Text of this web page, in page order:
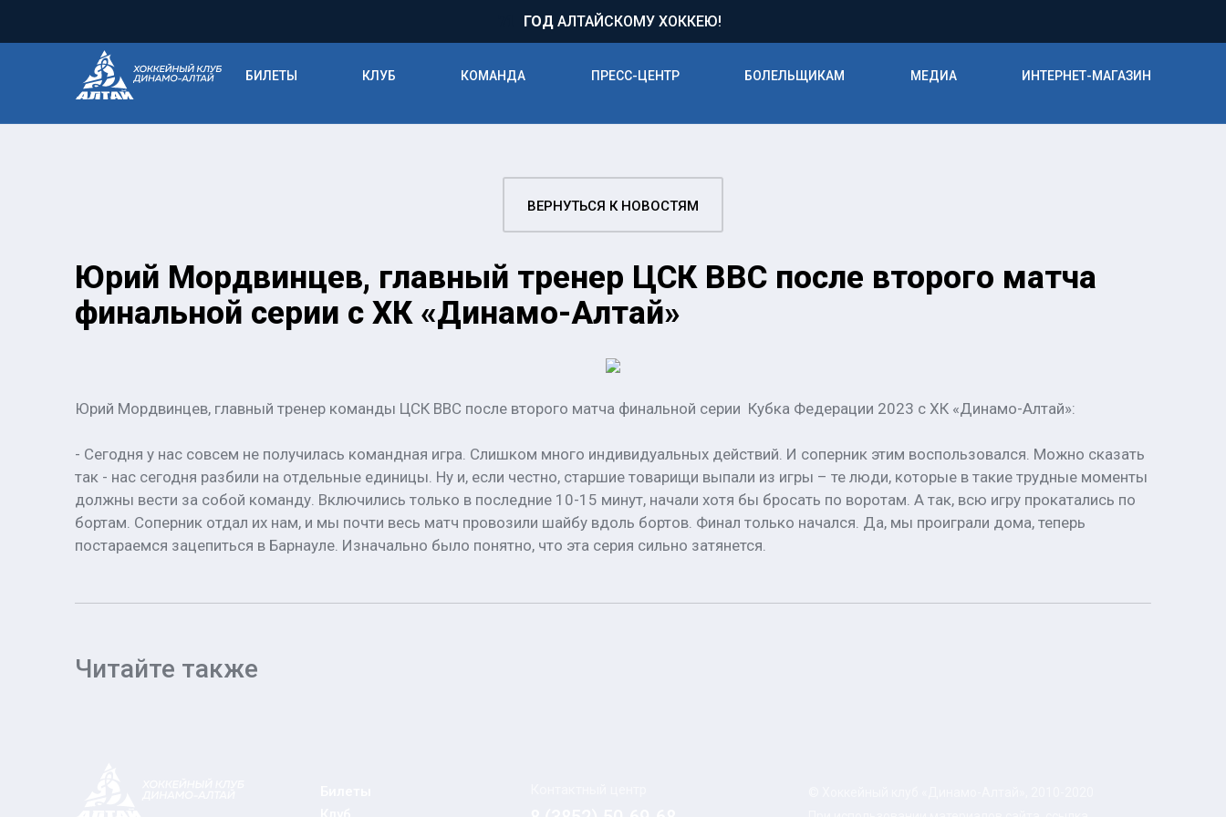
ГОДАЛТАЙСКОМУ ХОККЕЮ!
БИЛЕТЫ КЛУБ КОМАНДА ПРЕСС-ЦЕНТР БОЛЕЛЬЩИКАМ МЕДИА ИНТЕРНЕТ-МАГАЗИН
ВЕРНУТЬСЯ К НОВОСТЯМ
Юрий Мордвинцев, главный тренер ЦСК ВВС после второго матча
финальной серии с ХК «Динамо-Алтай»
Юрий Мордвинцев, главный тренер команды ЦСК ВВС после второго матча финальной серии Кубка Федерации 2023 с ХК «Динамо-Алтай»:
- Сегодня у нас совсем не получилась командная игра. Слишком много индивидуальных действий. И соперник этим воспользовался. Можно сказать
так - нас сегодня разбили на отдельные единицы. Ну и, если честно, старшие товарищи выпали из игры – те люди, которые в такие трудные моменты
должны вести за собой команду. Включились только в последние 10-15 минут, начали хотя бы бросать по воротам. А так, всю игру прокатались по
бортам. Соперник отдал их нам, и мы почти весь матч провозили шайбу вдоль бортов. Финал только начался. Да, мы проиграли дома, теперь
постараемся зацепиться в Барнауле. Изначально было понятно, что эта серия сильно затянется.
Читайте также